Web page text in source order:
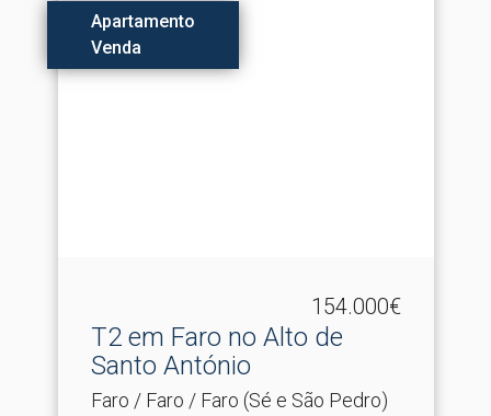
Apartamento
Venda
154.000€
T2 em Faro no Alto de
Santo António
Faro / Faro / Faro (Sé e São Pedro)